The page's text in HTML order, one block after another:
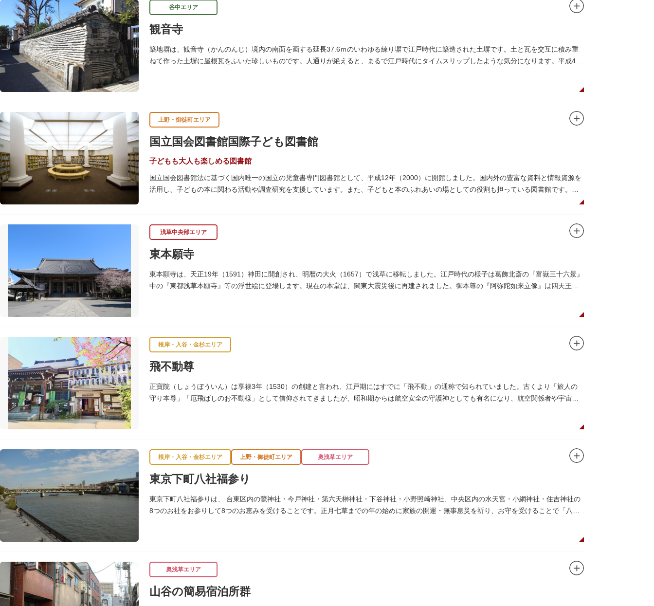
谷中エリア
観音寺
築地塀は、観音寺（かんのんじ）境内の南面を画する延長37.6ｍのいわゆる練り塀で江戸時代に築造された土塀です。土と瓦を交互に積み重
ねて作った土塀に屋根瓦をふいた珍しいものです。人通りが絶えると、まるで江戸時代にタイムスリップしたような気分になります。平成4年
上野・御徒町エリア
国立国会図書館国際子ども図書館
子どもも大人も楽しめる図書館
国立国会図書館法に基づく国内唯一の国立の児童書専門図書館として、平成12年（2000）に開館しました。国内外の豊富な資料と情報資源を
活用し、子どもの本に関わる活動や調査研究を支援しています。また、子どもと本のふれあいの場としての役割も担っている図書館です。
浅草中央部エリア
東本願寺
東本願寺は、天正19年（1591）神田に開創され、明暦の大火（1657）で浅草に移転しました。江戸時代の様子は葛飾北斎の『富嶽三十六景』
中の『東都浅草本願寺』等の浮世絵に登場します。現在の本堂は、関東大震災後に再建されました。御本尊の『阿弥陀如来立像』は四天王寺
根岸・入谷・金杉エリア
飛不動尊
正寶院（しょうぼういん）は享禄3年（1530）の創建と言われ、江戸期にはすでに「飛不動」の通称で知られていました。古くより「旅人の
守り本尊」「厄飛ばしのお不動様」として信仰されてきましたが、昭和期からは航空安全の守護神としても有名になり、航空関係者や宇宙関
根岸・入谷・金杉エリア 上野・御徒町エリア 奥浅草エリア
東京下町八社福参り
東京下町八社福参りは、 台東区内の鷲神社・今戸神社・第六天榊神社・下谷神社・小野照崎神社、中央区内の水天宮・小網神社・住吉神社の
8つのお社をお参りして8つのお恵みを受けることです。正月七草までの年の始めに家族の開運・無事息災を祈り、お守を受けることで「八方
奥浅草エリア
山谷の簡易宿泊所群